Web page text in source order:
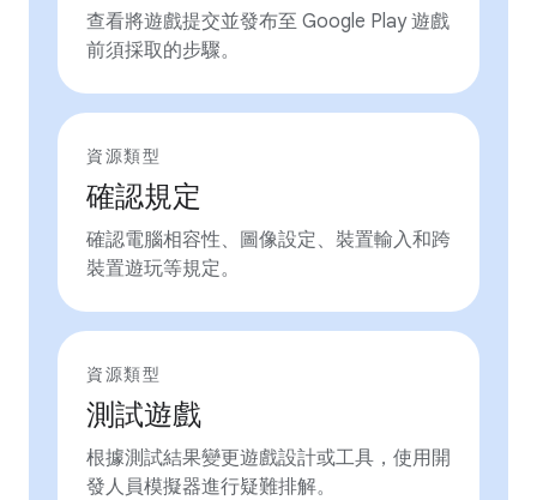
查看將遊戲提交並發布至 Google Play 遊戲
前須採取的步驟。
資源類型
確認規定
確認電腦相容性、圖像設定、裝置輸入和跨
裝置遊玩等規定。
資源類型
測試遊戲
根據測試結果變更遊戲設計或工具，使用開
發人員模擬器進行疑難排解。